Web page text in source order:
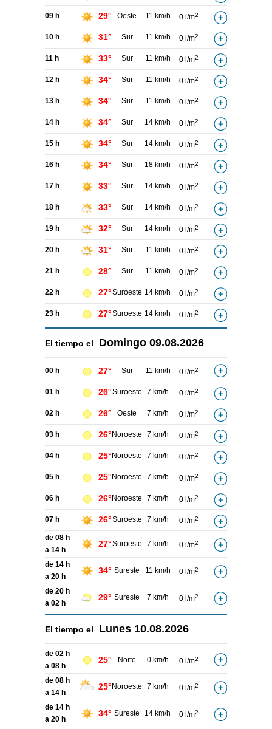
09 h 29° Oeste 11 km/h 0 l/m2
10 h 31° Sur 11 km/h 0 l/m2
11 h 33° Sur 11 km/h 0 l/m2
12 h 34° Sur 11 km/h 0 l/m2
13 h 34° Sur 11 km/h 0 l/m2
14 h 34° Sur 14 km/h 0 l/m2
15 h 34° Sur 14 km/h 0 l/m2
16 h 34° Sur 18 km/h 0 l/m2
17 h 33° Sur 14 km/h 0 l/m2
18 h 33° Sur 14 km/h 0 l/m2
19 h 32° Sur 14 km/h 0 l/m2
20 h 31° Sur 11 km/h 0 l/m2
21 h 28° Sur 11 km/h 0 l/m2
22 h 27°Suroeste 14 km/h 0 l/m2
23 h 27°Suroeste 14 km/h 0 l/m2
El tiempo el Domingo 09.08.2026
00 h 27° Sur 11 km/h 0 l/m2
01 h 26°Suroeste 7 km/h 0 l/m2
02 h 26° Oeste 7 km/h 0 l/m2
03 h 26° Noroeste 7 km/h 0 l/m2
04 h 25° Noroeste 7 km/h 0 l/m2
05 h 25° Noroeste 7 km/h 0 l/m2
06 h 26° Noroeste 7 km/h 0 l/m2
07 h 26°Suroeste 7 km/h 0 l/m2
de 08 h
a 14 h
27°Suroeste 7 km/h 0 l/m2
de 14 h
a 20 h
34° Sureste 11 km/h 0 l/m2
de 20 h
a 02 h
29° Sureste 7 km/h 0 l/m2
El tiempo el Lunes 10.08.2026
de 02 h
a 08 h
25° Norte 0 km/h 0 l/m2
de 08 h
a 14 h
25° Noroeste 7 km/h 0 l/m2
de 14 h
a 20 h
34° Sureste 14 km/h 0 l/m2